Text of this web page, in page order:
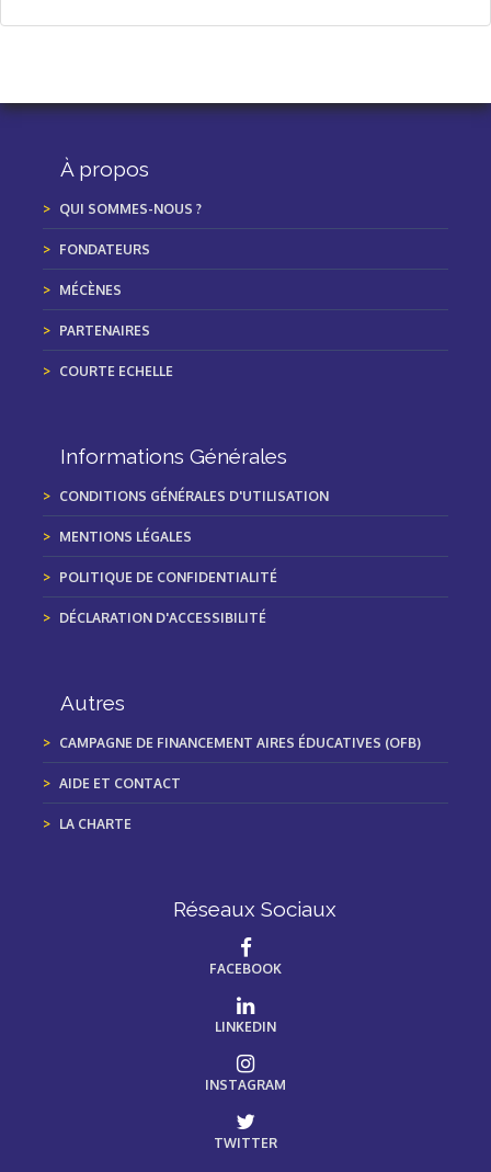
À propos
QUI SOMMES-NOUS ?
FONDATEURS
MÉCÈNES
PARTENAIRES
COURTE ECHELLE
Informations Générales
CONDITIONS GÉNÉRALES D'UTILISATION
MENTIONS LÉGALES
POLITIQUE DE CONFIDENTIALITÉ
DÉCLARATION D'ACCESSIBILITÉ
Autres
CAMPAGNE DE FINANCEMENT AIRES ÉDUCATIVES (OFB)
AIDE ET CONTACT
LA CHARTE
Réseaux Sociaux
FACEBOOK
LINKEDIN
INSTAGRAM
TWITTER